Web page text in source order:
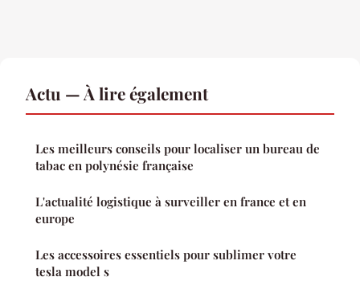
Actu — À lire également
Les meilleurs conseils pour localiser un bureau de
tabac en polynésie française
L'actualité logistique à surveiller en france et en
europe
Les accessoires essentiels pour sublimer votre
tesla model s